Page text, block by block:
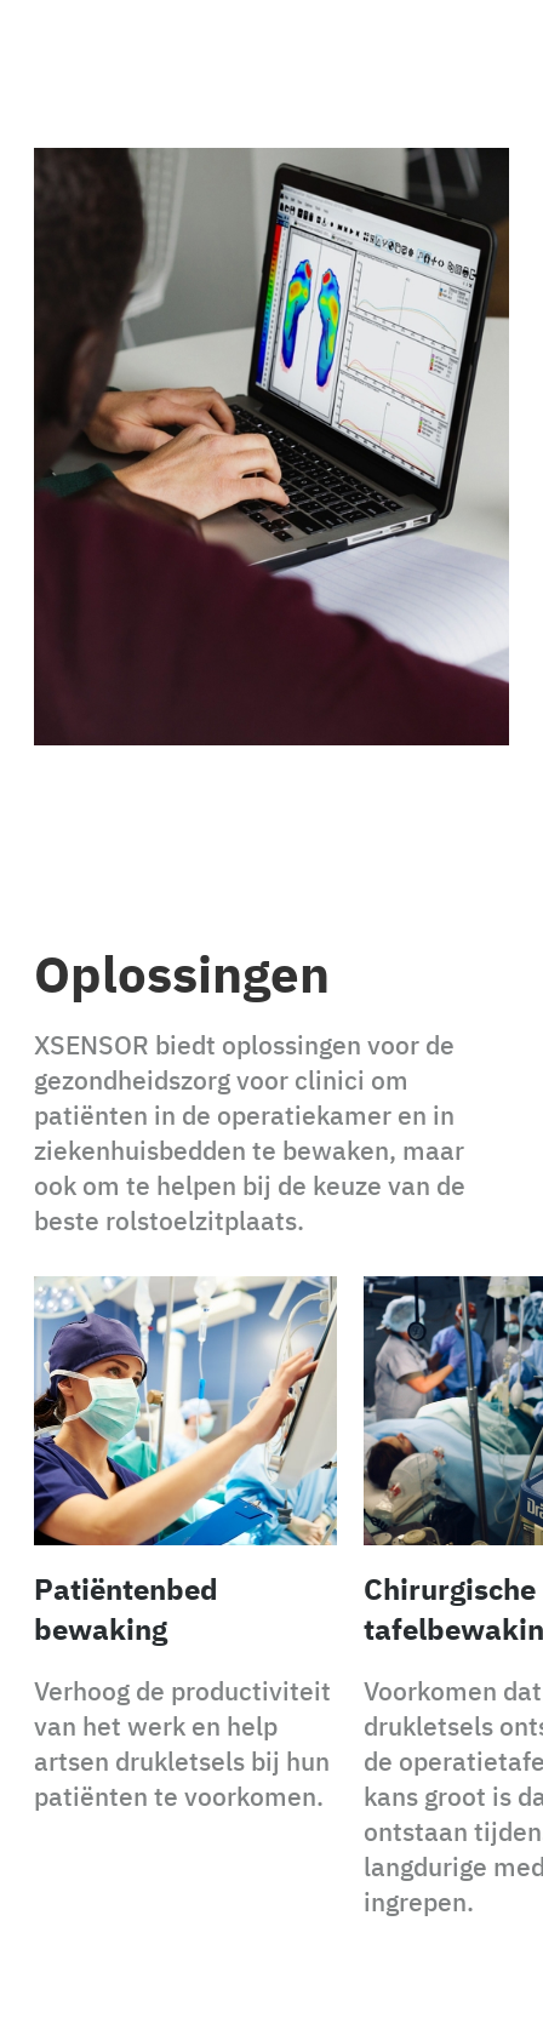
Oplossingen
XSENSOR biedt oplossingen voor de
gezondheidszorg voor clinici om
patiënten in de operatiekamer en in
ziekenhuisbedden te bewaken, maar
ook om te helpen bij de keuze van de
beste rolstoelzitplaats.
Patiëntenbed
bewaking
Verhoog de productiviteit
van het werk en help
artsen drukletsels bij hun
patiënten te voorkomen.
Chirurgische
Voorkomen dat
drukletsels
de
kans groot is
ontstaan
langdurige
ingrepen.